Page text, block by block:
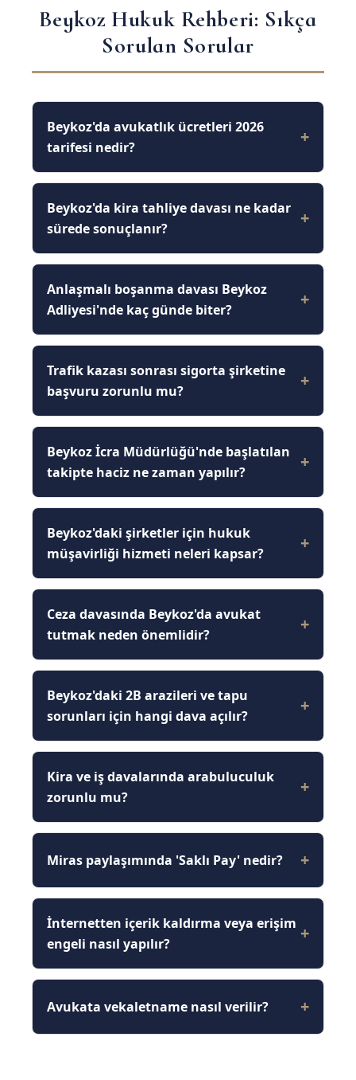
Beykoz Hukuk Rehberi: Sıkça
Sorulan Sorular
Beykoz'da avukatlık ücretleri 2026
tarifesi nedir?
Beykoz'da kira tahliye davası ne kadar
sürede sonuçlanır?
Anlaşmalı boşanma davası Beykoz
Adliyesi'nde kaç günde biter?
Trafik kazası sonrası sigorta şirketine
başvuru zorunlu mu?
Beykoz İcra Müdürlüğü'nde başlatılan
takipte haciz ne zaman yapılır?
Beykoz'daki şirketler için hukuk
müşavirliği hizmeti neleri kapsar?
Ceza davasında Beykoz'da avukat
tutmak neden önemlidir?
Beykoz'daki 2B arazileri ve tapu
sorunları için hangi dava açılır?
Kira ve iş davalarında arabuluculuk
zorunlu mu?
Miras paylaşımında 'Saklı Pay' nedir?
İnternetten içerik kaldırma veya erişim
engeli nasıl yapılır?
Avukata vekaletname nasıl verilir?